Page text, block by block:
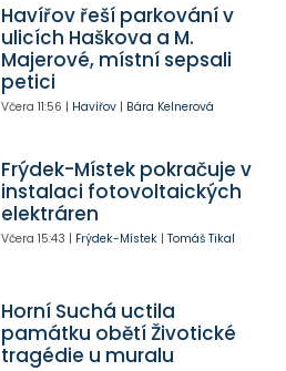
Havířov řeší parkování v
ulicích Haškova a M.
Majerové, místní sepsali
petici
Včera 11:56 | Havířov| Bára Kelnerová
Frýdek-Místek pokračuje v
instalaci fotovoltaických
elektráren
Včera 15:43 | Frýdek-Místek| Tomáš Tikal
Horní Suchá uctila
památku obětí Životické
tragédie u muralu